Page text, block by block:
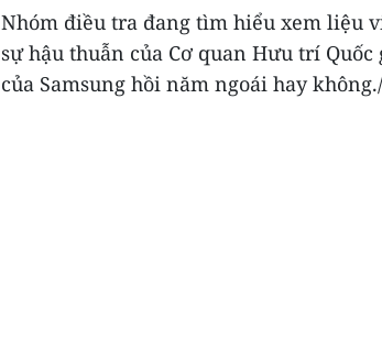
Nhóm điều tra đang tìm hiểu xem liệu
sự hậu thuẫn của Cơ quan Hưu trí
của Samsung hồi năm ngoái hay